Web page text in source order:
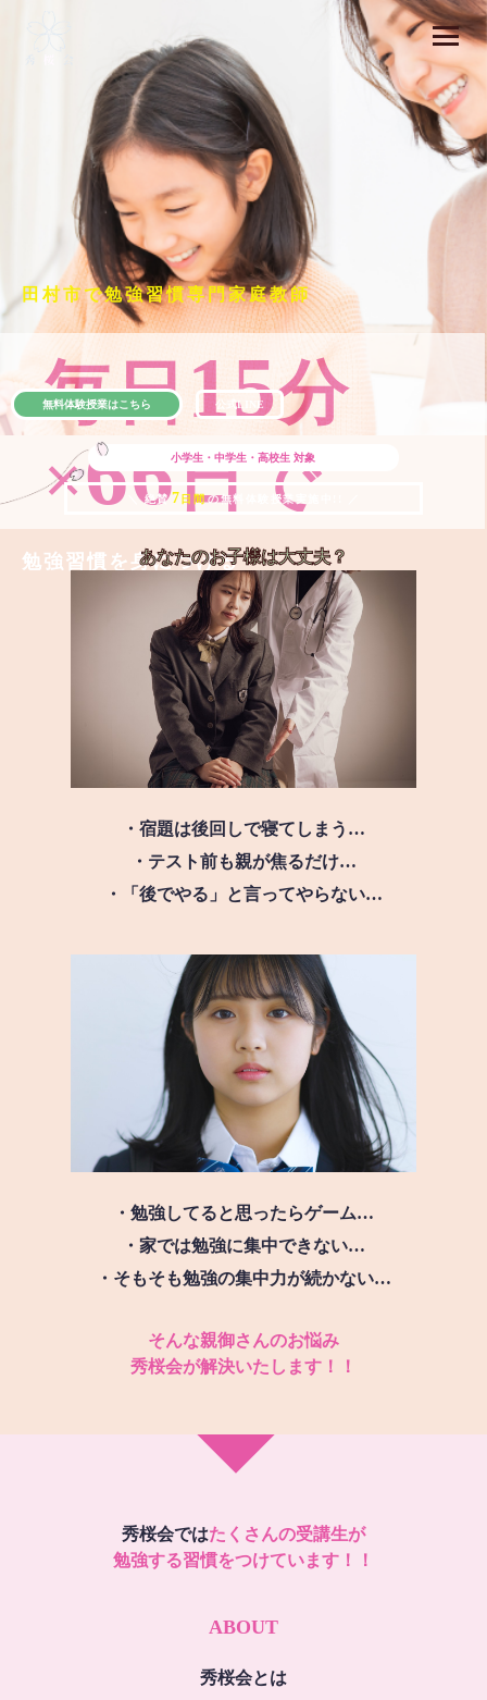
田村市で勉強習慣専門家庭教師
毎日15分
×66日で
勉強習慣を身につける
小学生・中学生・高校生 対象
＼ 絶賛 7 日間の無料体験授業実施中!! ／
無料体験授業はこちら 公式LINE
あなたのお子様は大丈夫？
・宿題は後回しで寝てしまう…
・テスト前も親が焦るだけ…
・「後でやる」と言ってやらない…
・勉強してると思ったらゲーム…
・家では勉強に集中できない…
・そもそも勉強の集中力が続かない…
そんな親御さんのお悩み
秀桜会が解決いたします！！
秀桜会ではたくさんの受講生が
勉強する習慣をつけています！！
ABOUT
秀桜会とは